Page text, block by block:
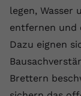
legen, Wasser
entfernen und
Dazu eignen
Brettern
Zweck